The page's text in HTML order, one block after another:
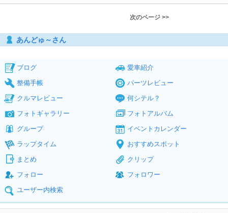
次のページ >>
あんどゅ～さん
ブログ
愛車紹介
整備手帳
パーツレビュー
クルマレビュー
何シテル？
フォトギャラリー
フォトアルバム
グループ
イベントカレンダー
ラップタイム
おすすめスポット
まとめ
クリップ
フォロー
フォロワー
ユーザー内検索